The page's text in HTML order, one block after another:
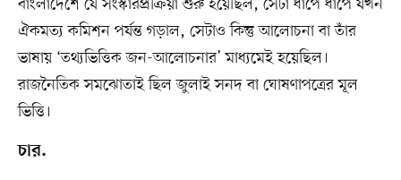
বাংলাদেশে যে সংস্কারপ্রক্রিয়া শুরু হয়েছিল, সেটা ধাপে ধাপে যখন
ঐকমত্য কমিশন পর্যন্ত গড়াল, সেটাও কিন্তু আলোচনা বা তাঁর
ভাষায় ‘তথ্যভিত্তিক জন-আলোচনার’ মাধ্যমেই হয়েছিল।
রাজনৈতিক সমঝোতাই ছিল জুলাই সনদ বা ঘোষণাপত্রের মূল
ভিত্তি।
চার.